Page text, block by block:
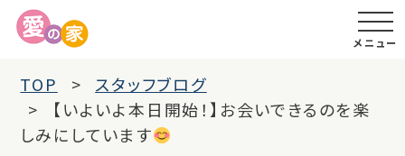
メニュー
TOP
スタッフブログ
【いよいよ本日開始！】お会いできるのを楽
しみにしています